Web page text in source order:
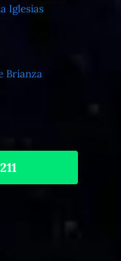
Iglesias
Brianza